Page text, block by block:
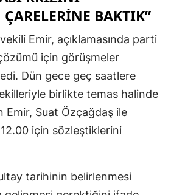
BAKTIK”
Emir, açıklamasında parti
için görüşmeler
Dün gece geç saatlere
birlikte temas halinde
Emir, Suat Özçağdaş ile
için sözleştiklerini
tarihinin belirlenmesi